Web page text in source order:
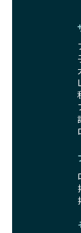
ます。この活動
護活動の支援に
でなく、すべて
な一歩です。
子犬をお迎えす
支えることがで
身ともに健康に
遺伝的なリスク
考えられた食事
さらに獣医師と
その結果、
気で健康なスタ
イントです。
営利優先ブリー
な繁殖を行いが
担をかけたり、
ど、健康を犠牲
うな方法では、
にとっても将来
優良ブリーダー
健康を最優先に
カラーの子犬を
し、飼い主にそ
ワンちゃんの健
「見た目以上に
引退犬とは、繁
優良ブリーダー